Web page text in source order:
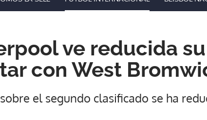
ve reducida
con West
el segundo clasificado se ha